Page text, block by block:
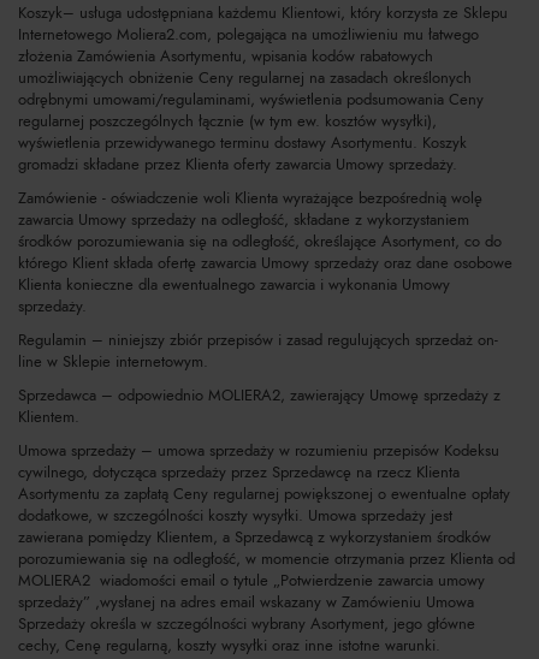
Koszyk– usługa udostępniana każdemu Klientowi, który korzysta ze Sklepu
Internetowego Moliera2.com, polegająca na umożliwieniu mu łatwego
złożenia Zamówienia Asortymentu, wpisania kodów rabatowych
umożliwiających obniżenie Ceny regularnej na zasadach określonych
odrębnymi umowami/regulaminami, wyświetlenia podsumowania Ceny
regularnej poszczególnych łącznie (w tym ew. kosztów wysyłki),
wyświetlenia przewidywanego terminu dostawy Asortymentu. Koszyk
gromadzi składane przez Klienta oferty zawarcia Umowy sprzedaży.
Zamówienie - oświadczenie woli Klienta wyrażające bezpośrednią wolę
zawarcia Umowy sprzedaży na odległość, składane z wykorzystaniem
środków porozumiewania się na odległość, określające Asortyment, co do
którego Klient składa ofertę zawarcia Umowy sprzedaży oraz dane osobowe
Klienta konieczne dla ewentualnego zawarcia i wykonania Umowy
sprzedaży.
Regulamin – niniejszy zbiór przepisów i zasad regulujących sprzedaż on-
line w Sklepie internetowym.
Sprzedawca – odpowiednio MOLIERA2, zawierający Umowę sprzedaży z
Klientem.
Umowa sprzedaży – umowa sprzedaży w rozumieniu przepisów Kodeksu
cywilnego, dotycząca sprzedaży przez Sprzedawcę na rzecz Klienta
Asortymentu za zapłatą Ceny regularnej powiększonej o ewentualne opłaty
dodatkowe, w szczególności koszty wysyłki. Umowa sprzedaży jest
zawierana pomiędzy Klientem, a Sprzedawcą z wykorzystaniem środków
porozumiewania się na odległość, w momencie otrzymania przez Klienta od
MOLIERA2 wiadomości email o tytule „Potwierdzenie zawarcia umowy
sprzedaży” ,wysłanej na adres email wskazany w Zamówieniu Umowa
Sprzedaży określa w szczególności wybrany Asortyment, jego główne
cechy, Cenę regularną, koszty wysyłki oraz inne istotne warunki.